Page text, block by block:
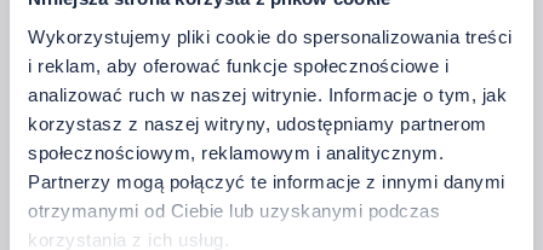
Wykorzystujemy pliki cookie do spersonalizowania treści
i reklam, aby oferować funkcje społecznościowe i
analizować ruch w naszej witrynie. Informacje o tym, jak
korzystasz z naszej witryny, udostępniamy partnerom
społecznościowym, reklamowym i analitycznym.
Partnerzy mogą połączyć te informacje z innymi danymi
otrzymanymi od Ciebie lub uzyskanymi podczas
korzystania z ich usług.
Użyjemy tylko, by skontaktować się w zestawu konfiguracji . Nie wysyłamy
Czy jest coś, co powinniśmy uwzględnić?
Dokończ konfigurację zestawu